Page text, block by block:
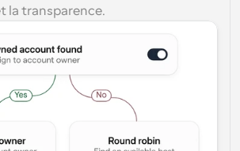
la transparence.